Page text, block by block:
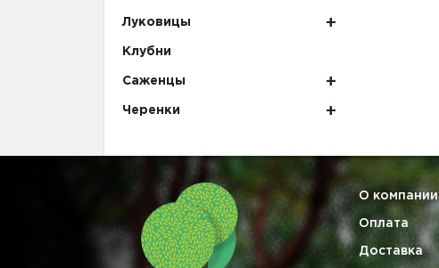
Луковицы
Клубни
Саженцы
Черенки
О компании
Оплата
Доставка